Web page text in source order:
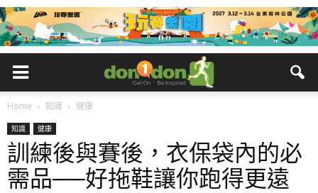
Home 知識 健康
知識 健康
訓練後與賽後，衣保袋內的必
需品──好拖鞋讓你跑得更遠